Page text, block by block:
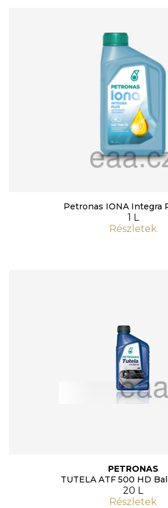
Petronas IONA Integra
1 L
Részletek
PETRONAS
TUTELA ATF 500 HD
20 L
Részletek